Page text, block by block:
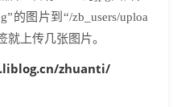
的图片到“/zb_users/uploa
就上传几张图片。
zhuanti/